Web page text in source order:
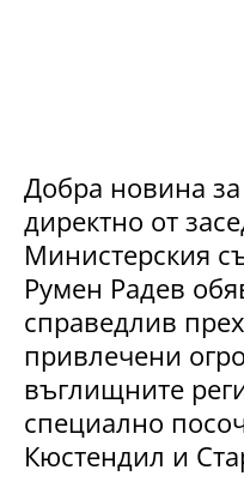
Добра новина
директно от
Министерския
Румен Радев
справедлив
привлечени
въглищните
специално
Кюстендил и